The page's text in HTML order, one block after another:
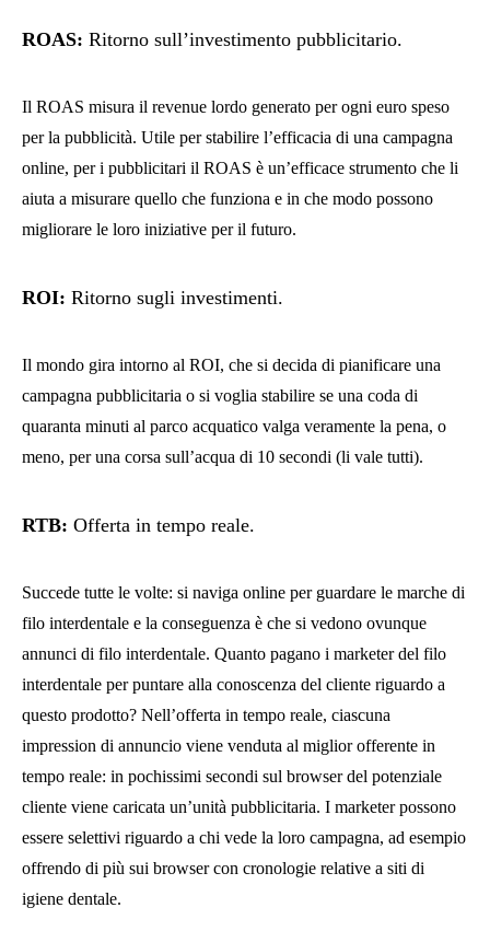
ROAS: Ritorno sull’investimento pubblicitario.
Il ROAS misura il revenue lordo generato per ogni euro speso
per la pubblicità. Utile per stabilire l’efficacia di una campagna
online, per i pubblicitari il ROAS è un’efficace strumento che li
aiuta a misurare quello che funziona e in che modo possono
migliorare le loro iniziative per il futuro.
ROI: Ritorno sugli investimenti.
Il mondo gira intorno al ROI, che si decida di pianificare una
campagna pubblicitaria o si voglia stabilire se una coda di
quaranta minuti al parco acquatico valga veramente la pena, o
meno, per una corsa sull’acqua di 10 secondi (li vale tutti).
RTB: Offerta in tempo reale.
Succede tutte le volte: si naviga online per guardare le marche di
filo interdentale e la conseguenza è che si vedono ovunque
annunci di filo interdentale. Quanto pagano i marketer del filo
interdentale per puntare alla conoscenza del cliente riguardo a
questo prodotto? Nell’offerta in tempo reale, ciascuna
impression di annuncio viene venduta al miglior offerente in
tempo reale: in pochissimi secondi sul browser del potenziale
cliente viene caricata un’unità pubblicitaria. I marketer possono
essere selettivi riguardo a chi vede la loro campagna, ad esempio
offrendo di più sui browser con cronologie relative a siti di
igiene dentale.